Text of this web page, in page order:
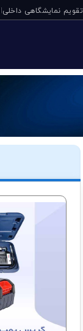
تقویم نمایشگاهی داخلی|